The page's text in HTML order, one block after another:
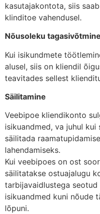
kasutajakontota, siis
klinditoe vahendusel.
Nõusoleku tagasivõtmine
Kui isikundmete
alusel, siis on kliendil
teavitades sellest
Säilitamine
Veebipoe kliendikonto
isikuandmed, va juhul
säilitada
lahendamiseks.
Kui veebipoes on ost
säilitatakse ostuajalugu
tarbijavaidlustega
isikuandmed kuni nõude
lõpuni.